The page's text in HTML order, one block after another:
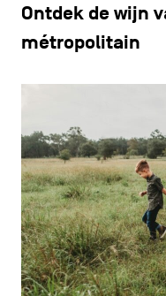
Ontdek de wijn
métropolitain